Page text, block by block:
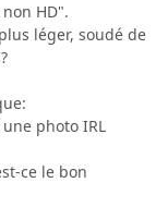
HD".
léger, soudé de
photo IRL
ce le bon